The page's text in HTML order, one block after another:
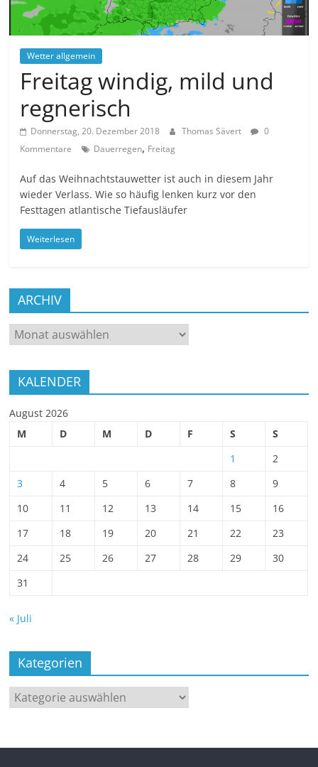
Wetter allgemein
Freitag windig, mild und
regnerisch
Donnerstag, 20. Dezember 2018 Thomas Sävert
0
Kommentare
Dauerregen, Freitag
Auf das Weihnachtstauwetter ist auch in diesem Jahr
wieder Verlass. Wie so häufig lenken kurz vor den
Festtagen atlantische Tiefausläufer
Weiterlesen
ARCHIV
ARCHIV
KALENDER
August 2026
M
D M D F S
S
1
2
3
4 5 6 7 8
9
10
11 12 13 14 15
16
17
18 19 20 21 22
23
24
25 26 27 28 29
30
31
« Juli
Kategorien
Kategorien